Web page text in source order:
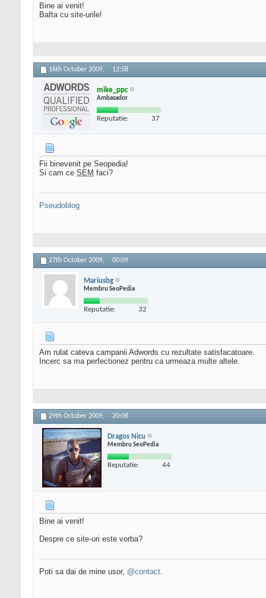
Bine ai venit!
Bafta cu site-urile!
16th October 2009, 12:58
mike_ppc
Ambasador
Reputatie: 37
Fii binevenit pe Seopedia!
Si cam ce SEM faci?
Pseudoblog
27th October 2009, 00:09
Mariusbg
Membru SeoPedia
Reputatie: 32
Am rulat cateva campanii Adwords cu rezultate satisfacatoare.
Incerc sa ma perfectionez pentru ca urmeaza multe altele.
29th October 2009, 20:08
Dragos Nicu
Membru SeoPedia
Reputatie: 44
Bine ai venit!
Despre ce site-uri este vorba?
Poti sa dai de mine usor, @contact.